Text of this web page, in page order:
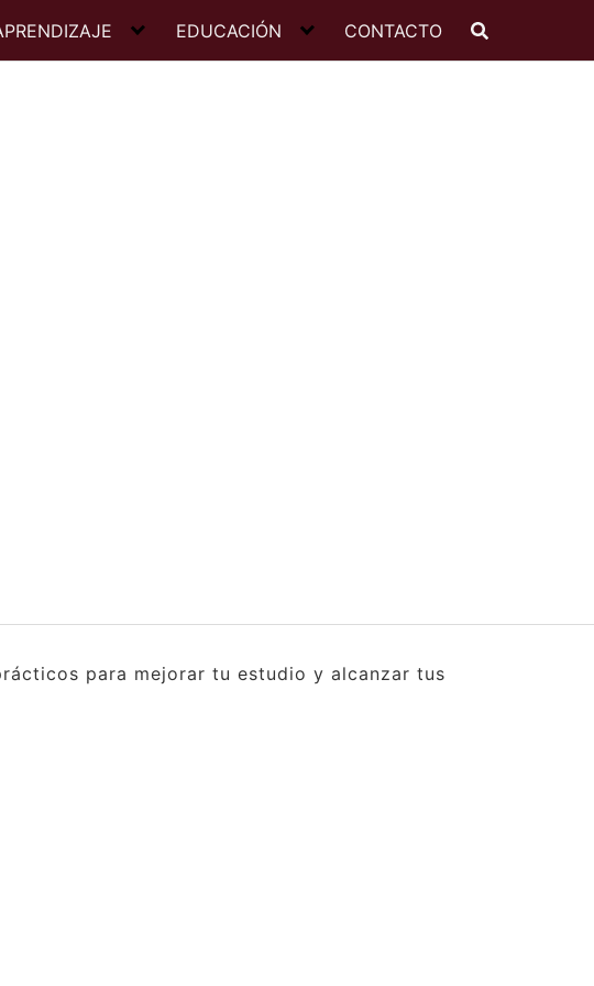
EDUCACIÓN CONTACTO
para mejorar tu estudio y alcanzar tus